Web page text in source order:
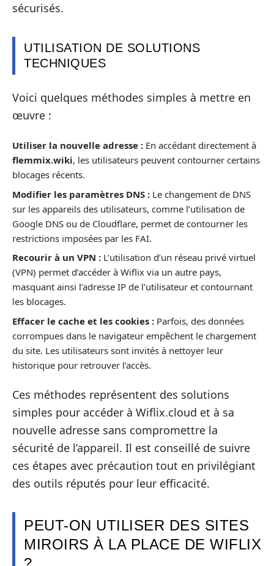
sécurisés.
UTILISATION DE SOLUTIONS
TECHNIQUES
Voici quelques méthodes simples à mettre en
œuvre :
Utiliser la nouvelle adresse : En accédant directement à
flemmix.wiki, les utilisateurs peuvent contourner certains
blocages récents.
Modifier les paramètres DNS : Le changement de DNS
sur les appareils des utilisateurs, comme l’utilisation de
Google DNS ou de Cloudflare, permet de contourner les
restrictions imposées par les FAI.
Recourir à un VPN : L’utilisation d’un réseau privé virtuel
(VPN) permet d’accéder à Wiflix via un autre pays,
masquant ainsi l’adresse IP de l’utilisateur et contournant
les blocages.
Effacer le cache et les cookies : Parfois, des données
corrompues dans le navigateur empêchent le chargement
du site. Les utilisateurs sont invités à nettoyer leur
historique pour retrouver l’accès.
Ces méthodes représentent des solutions
simples pour accéder à Wiflix.cloud et à sa
nouvelle adresse sans compromettre la
sécurité de l’appareil. Il est conseillé de suivre
ces étapes avec précaution tout en privilégiant
des outils réputés pour leur efficacité.
PEUT-ON UTILISER DES SITES
MIROIRS À LA PLACE DE WIFLIX